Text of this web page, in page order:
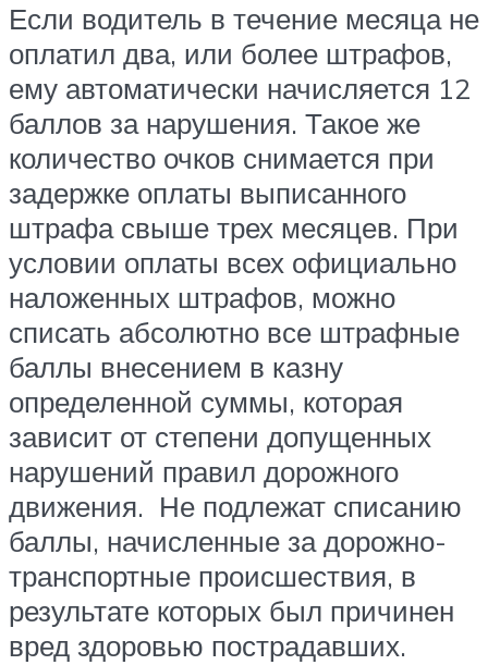
Если водитель в течение месяца не
оплатил два, или более штрафов,
ему автоматически начисляется 12
баллов за нарушения. Такое же
количество очков снимается при
задержке оплаты выписанного
штрафа свыше трех месяцев. При
условии оплаты всех официально
наложенных штрафов, можно
списать абсолютно все штрафные
баллы внесением в казну
определенной суммы, которая
зависит от степени допущенных
нарушений правил дорожного
движения. Не подлежат списанию
баллы, начисленные за дорожно-
транспортные происшествия, в
результате которых был причинен
вред здоровью пострадавших.